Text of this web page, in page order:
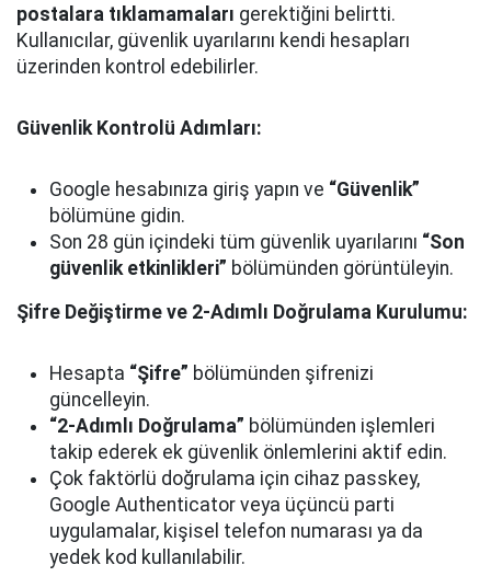
postalara tıklamamaları gerektiğini belirtti.
Kullanıcılar, güvenlik uyarılarını kendi hesapları
üzerinden kontrol edebilirler.
Güvenlik Kontrolü Adımları:
Google hesabınıza giriş yapın ve “Güvenlik”
bölümüne gidin.
Son 28 gün içindeki tüm güvenlik uyarılarını “Son
güvenlik etkinlikleri” bölümünden görüntüleyin.
Şifre Değiştirme ve 2-Adımlı Doğrulama Kurulumu:
Hesapta “Şifre” bölümünden şifrenizi
güncelleyin.
“2-Adımlı Doğrulama” bölümünden işlemleri
takip ederek ek güvenlik önlemlerini aktif edin.
Çok faktörlü doğrulama için cihaz passkey,
Google Authenticator veya üçüncü parti
uygulamalar, kişisel telefon numarası ya da
yedek kod kullanılabilir.